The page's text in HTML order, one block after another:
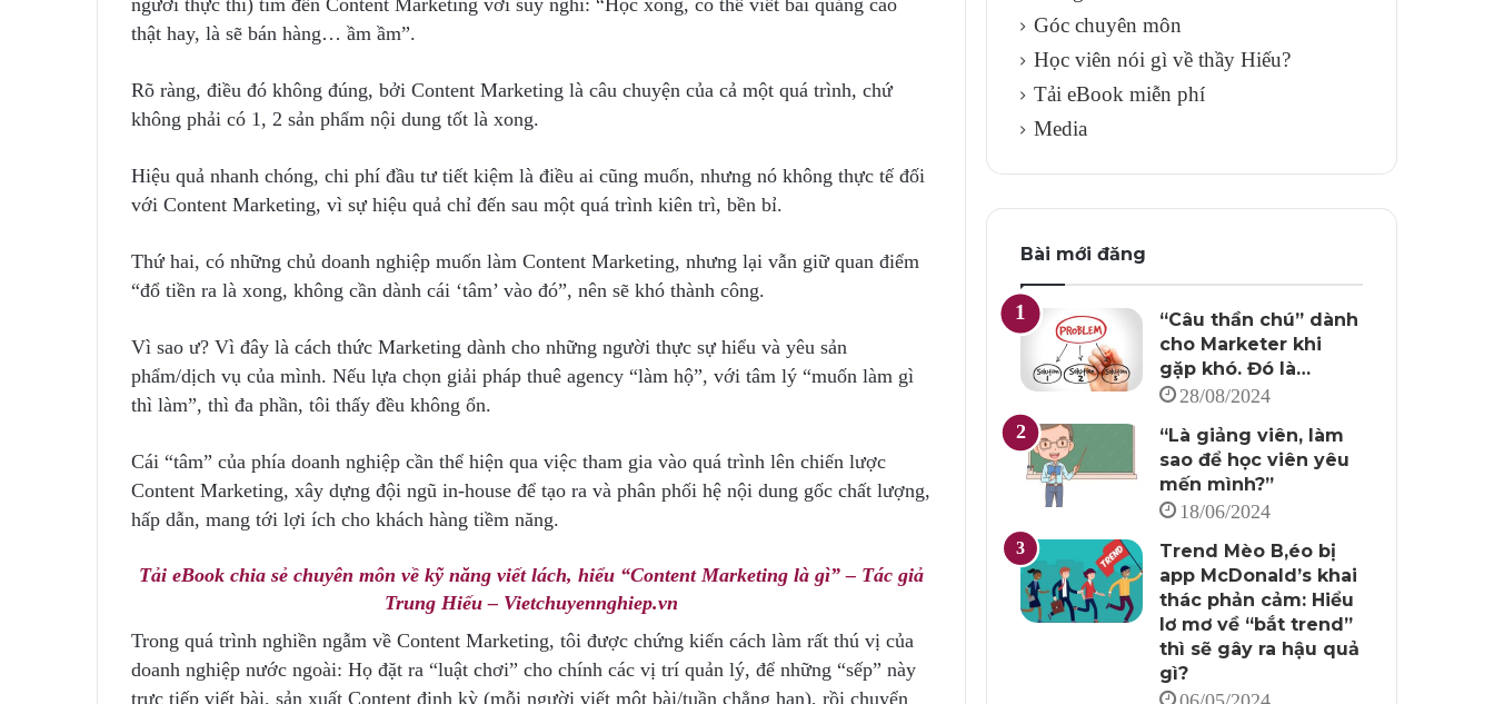
thật hay, là sẽ bán hàng… ầm ầm”.
Rõ ràng, điều đó không đúng, bởi Content Marketing là câu chuyện của cả một quá trình, chứ
không phải có 1, 2 sản phẩm nội dung tốt là xong.
Hiệu quả nhanh chóng, chi phí đầu tư tiết kiệm là điều ai cũng muốn, nhưng nó không thực tế đối
với Content Marketing, vì sự hiệu quả chỉ đến sau một quá trình kiên trì, bền bỉ.
Thứ hai, có những chủ doanh nghiệp muốn làm Content Marketing, nhưng lại vẫn giữ quan điểm
“đổ tiền ra là xong, không cần dành cái ‘tâm’ vào đó”, nên sẽ khó thành công.
Vì sao ư? Vì đây là cách thức Marketing dành cho những người thực sự hiểu và yêu sản
phẩm/dịch vụ của mình. Nếu lựa chọn giải pháp thuê agency “làm hộ”, với tâm lý “muốn làm gì
thì làm”, thì đa phần, tôi thấy đều không ổn.
Cái “tâm” của phía doanh nghiệp cần thể hiện qua việc tham gia vào quá trình lên chiến lược
Content Marketing, xây dựng đội ngũ in-house để tạo ra và phân phối hệ nội dung gốc chất lượng,
hấp dẫn, mang tới lợi ích cho khách hàng tiềm năng.
Tải eBook chia sẻ chuyên môn về kỹ năng viết lách, hiểu “Content Marketing là gì” – Tác giả
Trung Hiếu – Vietchuyennghiep.vn
Trong quá trình nghiền ngẫm về Content Marketing, tôi được chứng kiến cách làm rất thú vị của
doanh nghiệp nước ngoài: Họ đặt ra “luật chơi” cho chính các vị trí quản lý, để những “sếp” này
trực tiếp viết bài, sản xuất Content định kỳ (mỗi người viết một bài/tuần chẳng hạn), rồi chuyển
Góc chuyên môn
Học viên nói gì về thầy Hiếu?
Tải eBook miễn phí
Media
Bài mới đăng
“Câu thần chú” dành
cho Marketer khi
gặp khó. Đó là…
28/08/2024
“Là giảng viên, làm
sao để học viên yêu
mến mình?”
18/06/2024
Trend Mèo B,éo bị
app McDonald’s khai
thác phản cảm: Hiểu
lơ mơ về “bắt trend”
thì sẽ gây ra hậu quả
gì?